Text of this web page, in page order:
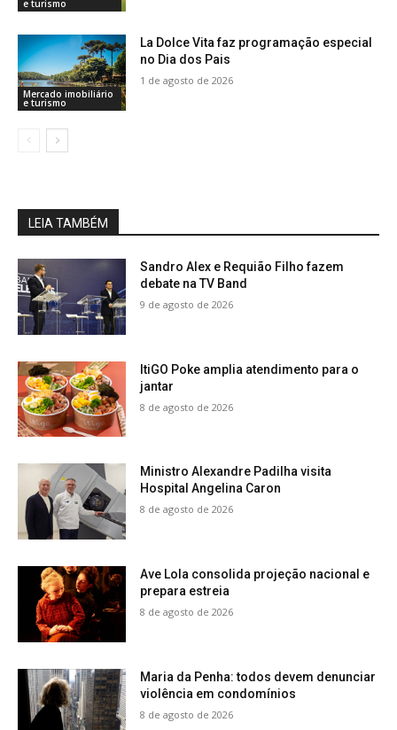
e turismo
Mercado imobiliário
e turismo
La Dolce Vita faz programação especial
no Dia dos Pais
1 de agosto de 2026
LEIA TAMBÉM
Sandro Alex e Requião Filho fazem
debate na TV Band
9 de agosto de 2026
ItiGO Poke amplia atendimento para o
jantar
8 de agosto de 2026
Ministro Alexandre Padilha visita
Hospital Angelina Caron
8 de agosto de 2026
Ave Lola consolida projeção nacional e
prepara estreia
8 de agosto de 2026
Maria da Penha: todos devem denunciar
violência em condomínios
8 de agosto de 2026